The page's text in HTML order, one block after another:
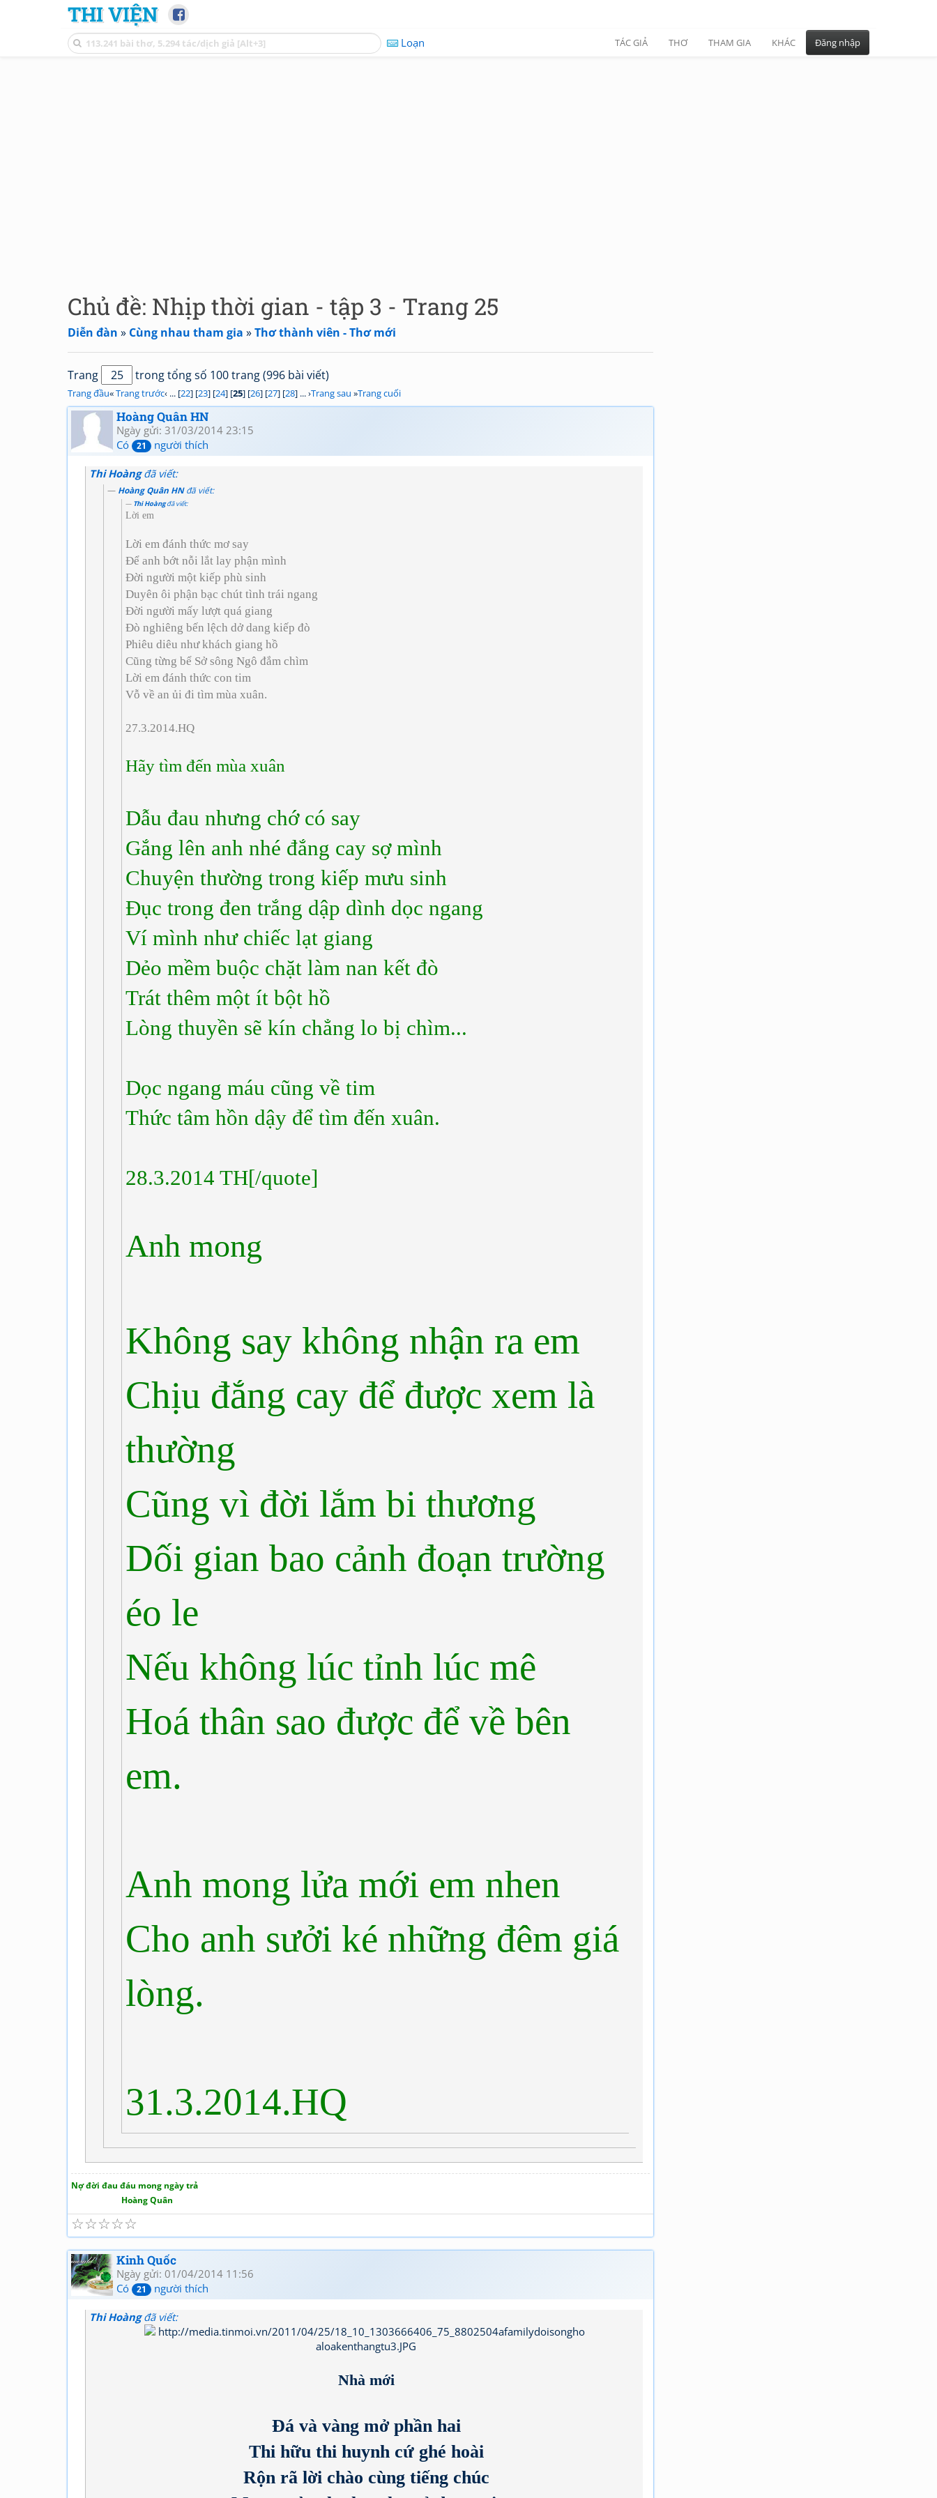
THI VIỆN
Loạn TÁC GIẢ THƠ THAM GIA KHÁC Đăng nhập
Chủ đề: Nhịp thời gian - tập 3 - Trang 25
Diễn đàn » Cùng nhau tham gia »Thơ thành viên - Thơ mới
Trang trong tổng số 100 trang (996 bài viết)
Trang đầu«Trang trước‹ ... [22] [23] [24] [25] [26] [27] [28] ... ›Trang sau »Trang cuối
Hoàng Quân HN
Ngày gửi: 31/03/2014 23:15
Có
21 người thích
Thi Hoàngđã viết:
Hoàng Quân HNđã viết:
Thi Hoàngđã viết:
Lời em
Lời em đánh thức mơ say
Để anh bớt nỗi lắt lay phận mình
Đời người một kiếp phù sinh
Duyên ôi phận bạc chút tình trái ngang
Đời người mấy lượt quá giang
Đò nghiêng bến lệch dở dang kiếp đò
Phiêu diêu như khách giang hồ
Cũng từng bể Sở sông Ngô đắm chìm
Lời em đánh thức con tim
Vỗ về an ủi đi tìm mùa xuân.
27.3.2014.HQ
Hãy tìm đến mùa xuân
Dẫu đau nhưng chớ có say
Gắng lên anh nhé đắng cay sợ mình
Chuyện thường trong kiếp mưu sinh
Đục trong đen trắng dập dình dọc ngang
Ví mình như chiếc lạt giang
Dẻo mềm buộc chặt làm nan kết đò
Trát thêm một ít bột hồ
Lòng thuyền sẽ kín chẳng lo bị chìm...
Dọc ngang máu cũng về tim
Thức tâm hồn dậy để tìm đến xuân.
28.3.2014 TH[/quote]
Anh mong
Không say không nhận ra em
Chịu đắng cay để được xem là
thường
Cũng vì đời lắm bi thương
Dối gian bao cảnh đoạn trường
éo le
Nếu không lúc tỉnh lúc mê
Hoá thân sao được để về bên
em.
Anh mong lửa mới em nhen
Cho anh sưởi ké những đêm giá
lòng.
31.3.2014.HQ
Nợ đời đau đáu mong ngày trả
Hoàng Quân
☆
☆
☆
☆
☆
Kinh Quốc
Ngày gửi: 01/04/2014 11:56
Có
21 người thích
Thi Hoàngđã viết:
Nhà mới
Đá và vàng mở phần hai
Thi hữu thi huynh cứ ghé hoài
Rộn rã lời chào cùng tiếng chúc